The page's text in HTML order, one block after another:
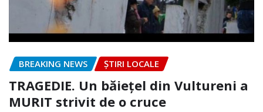
BREAKING NEWS ȘTIRI LOCALE
TRAGEDIE. Un băiețel din Vultureni a
MURIT strivit de o cruce